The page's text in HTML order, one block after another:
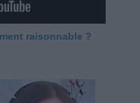
raisonnable ?